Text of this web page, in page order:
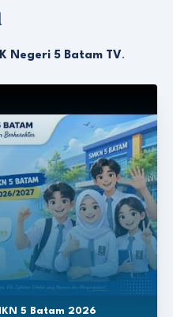
Negeri 5 Batam TV.
5 Batam 2026